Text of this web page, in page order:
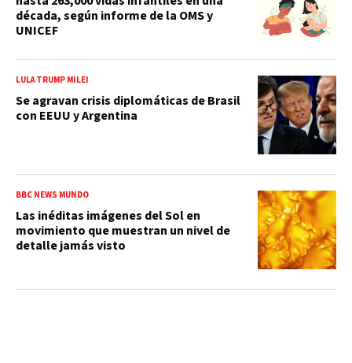
década, según informe de la OMS y
UNICEF
LULA TRUMP MILEI
Se agravan crisis diplomáticas de Brasil
con EEUU y Argentina
BBC NEWS MUNDO
Las inéditas imágenes del Sol en
movimiento que muestran un nivel de
detalle jamás visto